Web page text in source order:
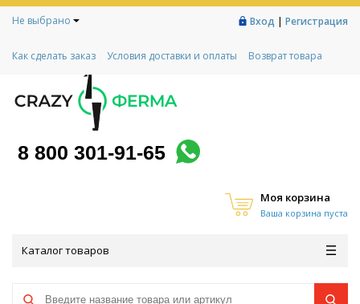
Не выбрано Вход | Регистрация
Как сделать заказ Условия доставки и оплаты
Возврат товара
Контакты
Социальный контракт
Любимая ферма
8 800 301-91-65
Моя корзина
Ваша корзина пуста
Каталог товаров